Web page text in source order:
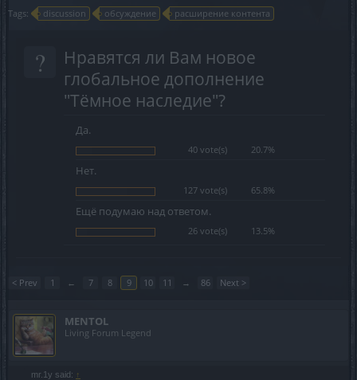
Tags: discussion обсуждение расширение контента
?
Нравятся ли Вам новое
глобальное дополнение
"Тёмное наследие"?
Да.
40 vote(s) 20.7%
Нет.
127 vote(s) 65.8%
Ещё подумаю над ответом.
26 vote(s) 13.5%
< Prev 1 ← 7 8 9 10 11 → 86 Next >
MENTOL
Living Forum Legend
mr.1y said: ↑